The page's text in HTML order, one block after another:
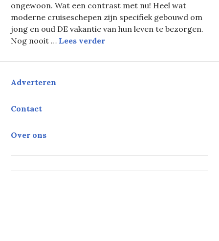
ongewoon. Wat een contrast met nu! Heel wat
moderne cruiseschepen zijn specifiek gebouwd om
jong en oud DE vakantie van hun leven te bezorgen.
Nog nooit … Lees verderGezinnen welkom aan
Adverteren
Contact
Over ons